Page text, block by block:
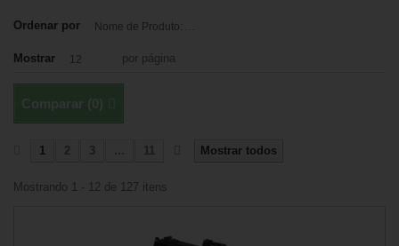
Ordenar por Nome de Produto: A a Z
Mostrar 12 por página
Comparar (0 )
Mostrar todos
1 2 3 ... 11
Mostrando 1 - 12 de 127 itens